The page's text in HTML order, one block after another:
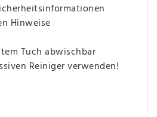
Hinweise
Tuch abwischbar
Reiniger verwenden!